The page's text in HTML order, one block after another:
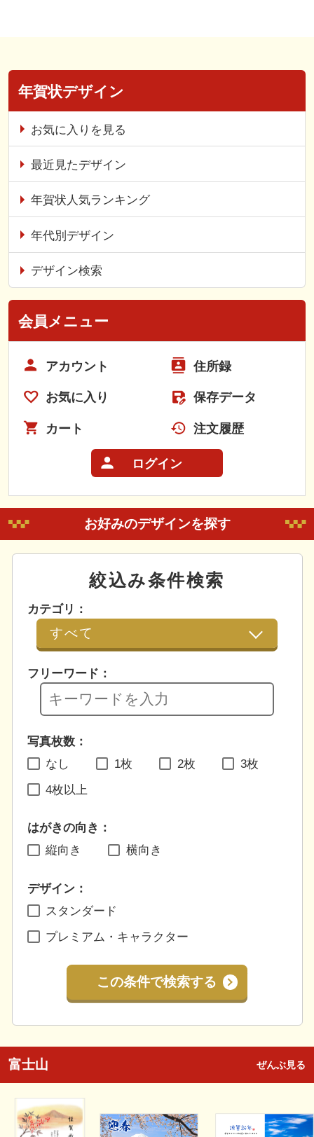
年賀状デザイン
お気に入りを見る
最近見たデザイン
年賀状人気ランキング
年代別デザイン
デザイン検索
会員メニュー
アカウント 住所録
お気に入り 保存データ
カート 注文履歴
ログイン
お好みのデザインを探す
絞込み条件検索
カテゴリ：
フリーワード：
写真枚数：
なし
1枚 2枚 3枚
4枚以上
はがきの向き：
縦向き
横向き
デザイン：
スタンダード
プレミアム・キャラクター
この条件で検索する
富士山 ぜんぶ見る